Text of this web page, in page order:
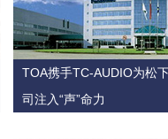
TOA携手TC-AUDIO为松
司注入“声”命力